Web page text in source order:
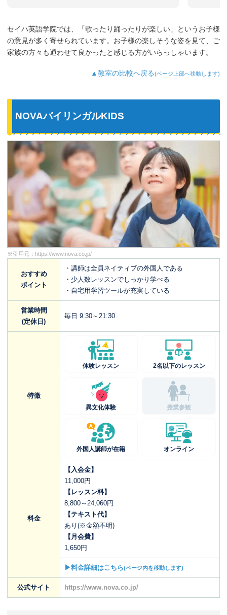
セイハ英語学院では、「歌ったり踊ったりが楽しい」というお子様
の意見が多く寄せられています。お子様の楽しそうな姿を見て、ご
家族の方々も通わせて良かったと感じる方がいらっしゃいます。
▲教室の比較へ戻る(ページ上部へ移動します)
NOVAバイリンガルKIDS
※引用元： https://www.nova.co.jp/
おすすめ
ポイント
・講師は全員ネイティブの外国人である
・少人数レッスンでしっかり学べる
・自宅用学習ツールが充実している
営業時間
(定休日)
毎日 9:30～21:30
特徴
体験レッスン 2名以下のレッスン
異文化体験 授業参観
外国人講師が在籍 オンライン
料金
【入会金】
11,000円
【レッスン料】
8,800～24,060円
【テキスト代】
あり(※金額不明)
【月会費】
1,650円
▶料金詳細はこちら(ページ内を移動します)
公式サイト https://www.nova.co.jp/